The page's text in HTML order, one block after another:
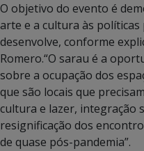
O objetivo do evento é
arte e a cultura às políticas
desenvolve, conforme
Romero.“O sarau é a
sobre a ocupação dos
que são locais que
cultura e lazer, integração
resignificação dos
de quase pós-pandemia”.